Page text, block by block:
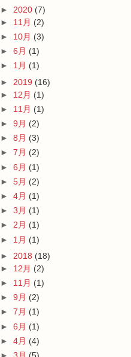
► 2020 (7)
► 11月 (2)
► 10月 (3)
► 6月 (1)
► 1月 (1)
► 2019 (16)
► 12月 (1)
► 11月 (1)
► 9月 (2)
► 8月 (3)
► 7月 (2)
► 6月 (1)
► 5月 (2)
► 4月 (1)
► 3月 (1)
► 2月 (1)
► 1月 (1)
► 2018 (18)
► 12月 (2)
► 11月 (1)
► 9月 (2)
► 7月 (1)
► 6月 (1)
► 4月 (4)